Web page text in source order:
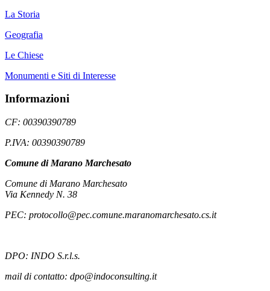
La Storia
Geografia
Le Chiese
Monumenti e Siti di Interesse
Informazioni
CF: 00390390789
P.IVA: 00390390789
Comune di Marano Marchesato
Comune di Marano Marchesato
Via Kennedy N. 38
PEC: protocollo@pec.comune.maranomarchesato.cs.it
DPO: INDO S.r.l.s.
mail di contatto: dpo@indoconsulting.it